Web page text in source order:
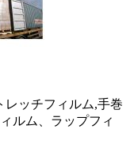
レッチフィルム,手巻
ルム、ラップフィ